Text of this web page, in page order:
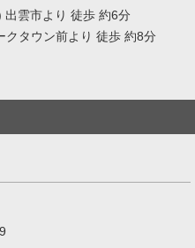
出雲市より 徒歩 約6分
クタウン前より 徒歩 約8分